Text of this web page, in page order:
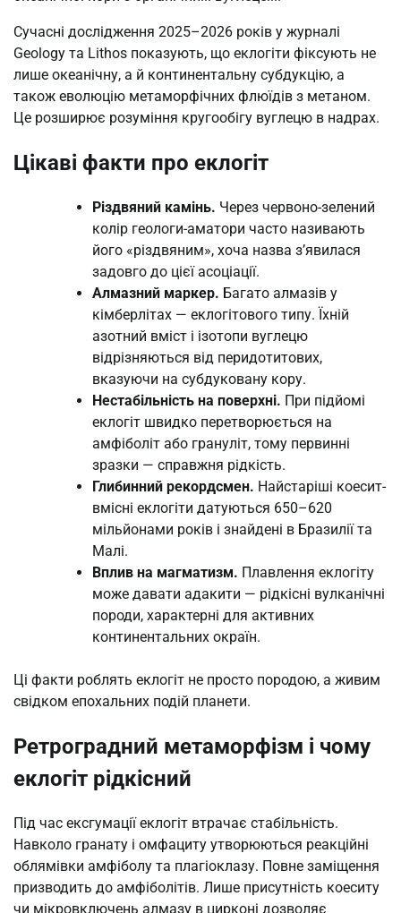
Сучасні дослідження 2025–2026 років у журналі
Geology та Lithos показують, що еклогіти фіксують не
лише океанічну, а й континентальну субдукцію, а
також еволюцію метаморфічних флюїдів з метаном.
Це розширює розуміння кругообігу вуглецю в надрах.
Цікаві факти про еклогіт
Різдвяний камінь. Через червоно-зелений
колір геологи-аматори часто називають
його «різдвяним», хоча назва з’явилася
задовго до цієї асоціації.
Алмазний маркер. Багато алмазів у
кімберлітах — еклогітового типу. Їхній
азотний вміст і ізотопи вуглецю
відрізняються від перидотитових,
вказуючи на субдуковану кору.
Нестабільність на поверхні. При підйомі
еклогіт швидко перетворюється на
амфіболіт або грануліт, тому первинні
зразки — справжня рідкість.
Глибинний рекордсмен. Найстаріші коесит-
вмісні еклогіти датуються 650–620
мільйонами років і знайдені в Бразилії та
Малі.
Вплив на магматизм. Плавлення еклогіту
може давати адакити — рідкісні вулканічні
породи, характерні для активних
континентальних окраїн.
Ці факти роблять еклогіт не просто породою, а живим
свідком епохальних подій планети.
Ретроградний метаморфізм і чому
еклогіт рідкісний
Під час ексгумації еклогіт втрачає стабільність.
Навколо гранату і омфациту утворюються реакційні
облямівки амфіболу та плагіоклазу. Повне заміщення
призводить до амфіболітів. Лише присутність коеситу
чи мікровключень алмазу в цирконі дозволяє